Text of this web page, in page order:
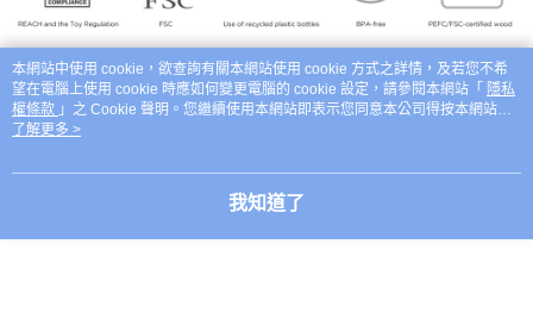
本網站中使用 cookie，欲查詢有關本網站使用 cookie 方式之詳情，及若您不希
望在電腦上使用 cookie 時應如何變更電腦的 cookie 設定，請參閱本網站「 隱私
權條款 」之 Cookie 聲明。您繼續使用本網站即表示您同意本公司得按本網站使
用條款之 Cookie 聲明使用 cookie。
了解更多 >
我知道了